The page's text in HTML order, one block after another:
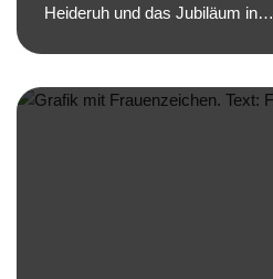
Heideruh und das Jubiläum in…